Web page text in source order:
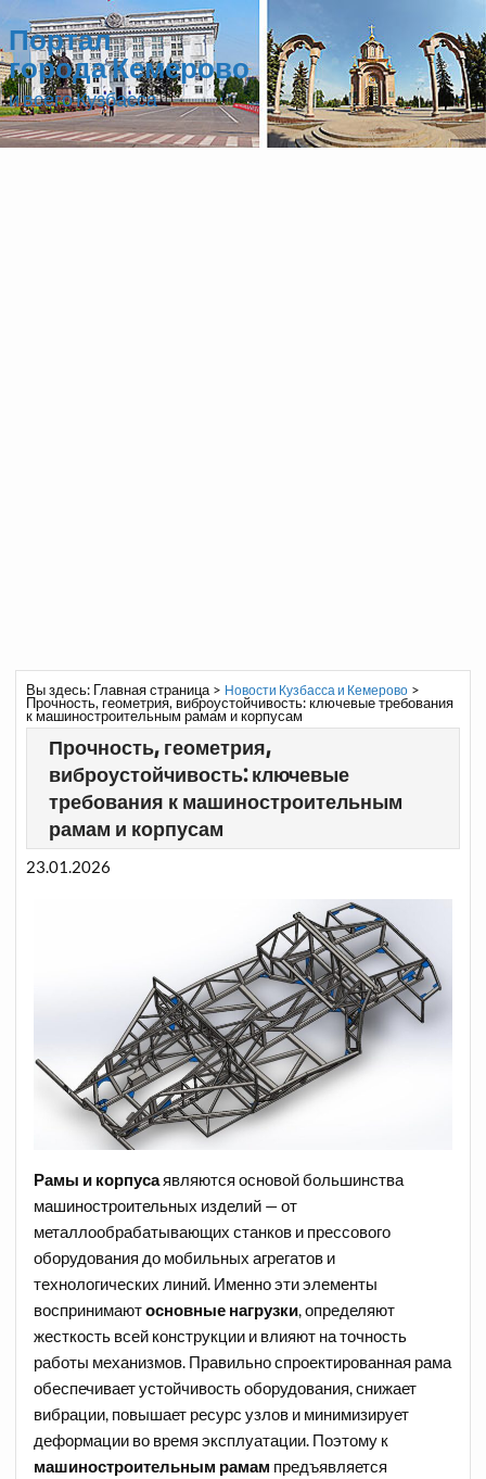
Портал
города Кемерово
и всего Кузбасса
Вы здесь: Главная страница> Новости Кузбасса и Кемерово>
Прочность, геометрия, виброустойчивость: ключевые требования
к машиностроительным рамам и корпусам
Прочность, геометрия,
виброустойчивость: ключевые
требования к машиностроительным
рамам и корпусам
23.01.2026
Рамы и корпусаявляются основой большинства
машиностроительных изделий — от
металлообрабатывающих станков и прессового
оборудования до мобильных агрегатов и
технологических линий. Именно эти элементы
воспринимаютосновные нагрузки, определяют
жесткость всей конструкции и влияют на точность
работы механизмов. Правильно спроектированная рама
обеспечивает устойчивость оборудования, снижает
вибрации, повышает ресурс узлов и минимизирует
деформации во время эксплуатации. Поэтому к
машиностроительным рамам предъявляется